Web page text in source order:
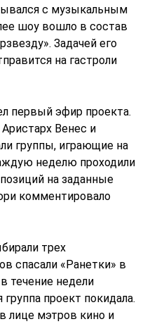
с музыкальным
шоу вошло в состав
Задачей его
на гастроли
первый эфир проекта.
Венес и
группы, играющие на
неделю проходили
на заданные
комментировало
трех
спасали «Ранетки» в
течение недели
проект покидала.
лице мэтров кино и